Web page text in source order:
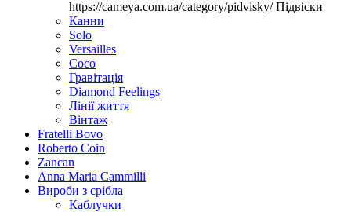
https://cameya.com.ua/category/pidvisky/Підвіски
Канни
Solo
Versailles
Coco
Гравітація
Diamond Feelings
Лінії життя
Вінтаж
Fratelli Bovo
Roberto Coin
Zancan
Anna Maria Cammilli
Вироби з срібла
Каблучки